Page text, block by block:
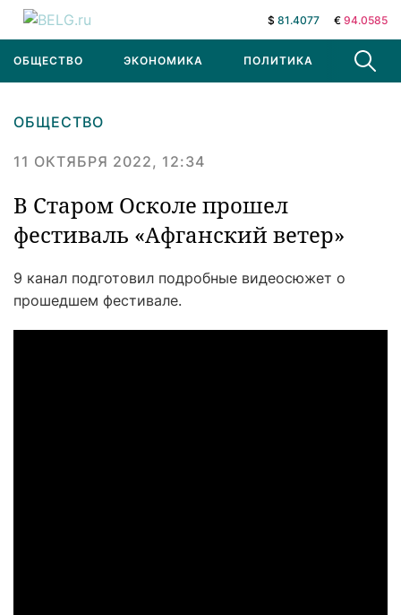
$ 81.4077 € 94.0585
ОБЩЕСТВО ЭКОНОМИКА ПОЛИТИКА В МИРЕ
ОБЩЕСТВО
11 ОКТЯБРЯ 2022, 12:34
В Старом Осколе прошел
фестиваль «Афганский ветер»
9 канал подготовил подробные видеосюжет о
прошедшем фестивале.